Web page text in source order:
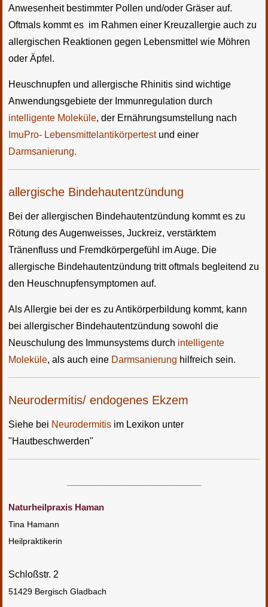
Anwesenheit bestimmter Pollen und/oder Gräser auf.
Oftmals kommt es im Rahmen einer Kreuzallergie auch zu
allergischen Reaktionen gegen Lebensmittel wie Möhren
oder Äpfel.
Heuschnupfen und allergische Rhinitis sind wichtige
Anwendungsgebiete der Immunregulation durch
intelligente Moleküle, der Ernährungsumstellung nach
ImuPro- Lebensmittelantikörpertestund einer
Darmsanierung.
allergische Bindehautentzündung
Bei der allergischen Bindehautentzündung kommt es zu
Rötung des Augenweisses, Juckreiz, verstärktem
Tränenfluss und Fremdkörpergefühl im Auge. Die
allergische Bindehautentzündung tritt oftmals begleitend zu
den Heuschnupfensymptomen auf.
Als Allergie bei der es zu Antikörperbildung kommt, kann
bei allergischer Bindehautentzündung sowohl die
Neuschulung des Immunsystems durch intelligente
Moleküle, als auch eine Darmsanierung hilfreich sein.
Neurodermitis/ endogenes Ekzem
Siehe bei Neurodermitis im Lexikon unter
"Hautbeschwerden"
Naturheilpraxis Haman
Tina Hamann
Heilpraktikerin
Schloßstr. 2
51429 Bergisch Gladbach